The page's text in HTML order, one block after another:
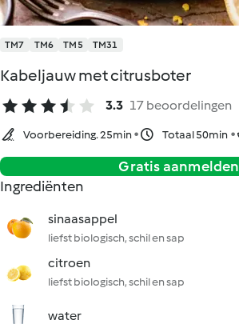
TM7 TM6 TM5 TM31
Kabeljauw met citrusboter
3.3 17 beoordelingen
Voorbereiding. 25min Totaal 50min
Gratis aanmelden
Ingrediënten
sinaasappel
liefst biologisch, schil en sap
citroen
liefst biologisch, schil en sap
water